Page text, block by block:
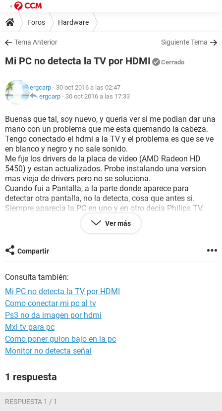
Foros Hardware
Tema Anterior Siguiente Tema
Mi PC no detecta la TV por HDMI Cerrado
ergcarp - 30 oct 2016 a las 02:47
ergcarp - 30 oct 2016 a las 17:33
Buenas que tal, soy nuevo, y queria ver si me podian dar una
mano con un problema que me esta quemando la cabeza.
Tengo conectado el hdmi a la TV y el problema es que se ve
en blanco y negro y no sale sonido.
Me fije los drivers de la placa de video (AMD Radeon HD
5450) y estan actualizados. Probe instalando una version
mas vieja de drivers pero no se soluciona.
Cuando fui a Pantalla, a la parte donde aparece para
detectar otra pantalla, no la detecta, cosa que antes si.
Siempre aparecia la PC en uno y en otro decia Philips TV.
Dejo fotos por si no me exprese bien, espero que puedan
https://prnt.sc/d0nw3a
Ver más
Compartir
Consulta también:
Mi PC no detecta la TV por HDMI
Como conectar mi pc al tv
Ps3 no da imagen por hdmi
Mxl tv para pc
Como poner guion bajo en la pc
Monitor no detecta señal
1 respuesta
RESPUESTA 1 / 1